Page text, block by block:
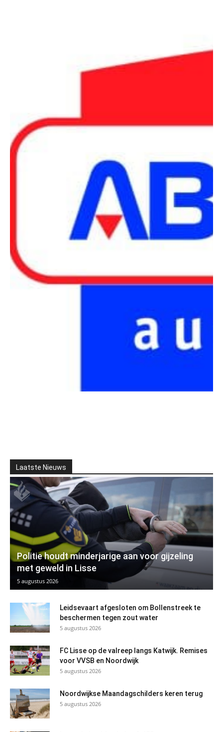
Laatste Nieuws
Politie houdt minderjarige aan voor gijzeling
met geweld in Lisse
5 augustus 2026
Leidsevaart afgesloten om Bollenstreek te
beschermen tegen zout water
5 augustus 2026
FC Lisse op de valreep langs Katwijk. Remises
voor VVSB en Noordwijk
5 augustus 2026
Noordwijkse Maandagschilders keren terug
5 augustus 2026